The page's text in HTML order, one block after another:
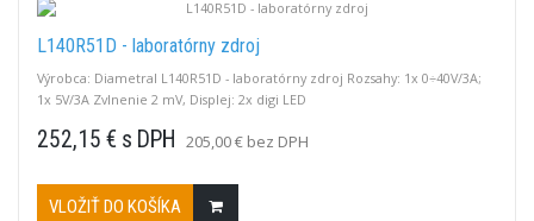
L140R51D - laboratórny zdroj
Výrobca: Diametral L140R51D - laboratórny zdroj Rozsahy: 1x 0÷40V/3A;
1x 5V/3A Zvlnenie 2 mV, Displej: 2x digi LED
252,15 € s DPH 205,00 € bez DPH
VLOŽIŤ DO KOŠÍKA